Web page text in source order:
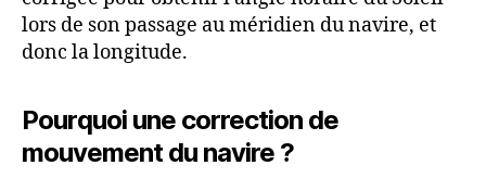
lors de son passage au méridien du navire, et
donc la longitude.
Pourquoi une correction de
mouvement du navire ?